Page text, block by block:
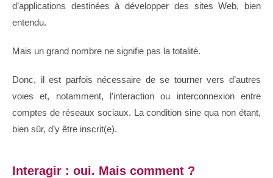
d’applications destinées à développer des sites Web, bien
entendu.
Mais un grand nombre ne signifie pas la totalité.
Donc, il est parfois nécessaire de se tourner vers d’autres
voies et, notamment, l’interaction ou interconnexion entre
comptes de réseaux sociaux. La condition sine qua non étant,
bien sûr, d’y être inscrit(e).
Interagir : oui. Mais comment ?